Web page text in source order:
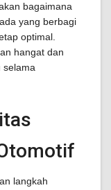
bagaimana
yang berbagi
optimal.
hangat dan
selama
langkah